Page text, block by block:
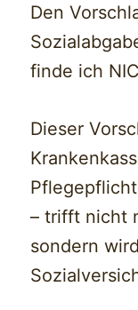
Den
finde ich
Dieser
– trifft nicht
sondern